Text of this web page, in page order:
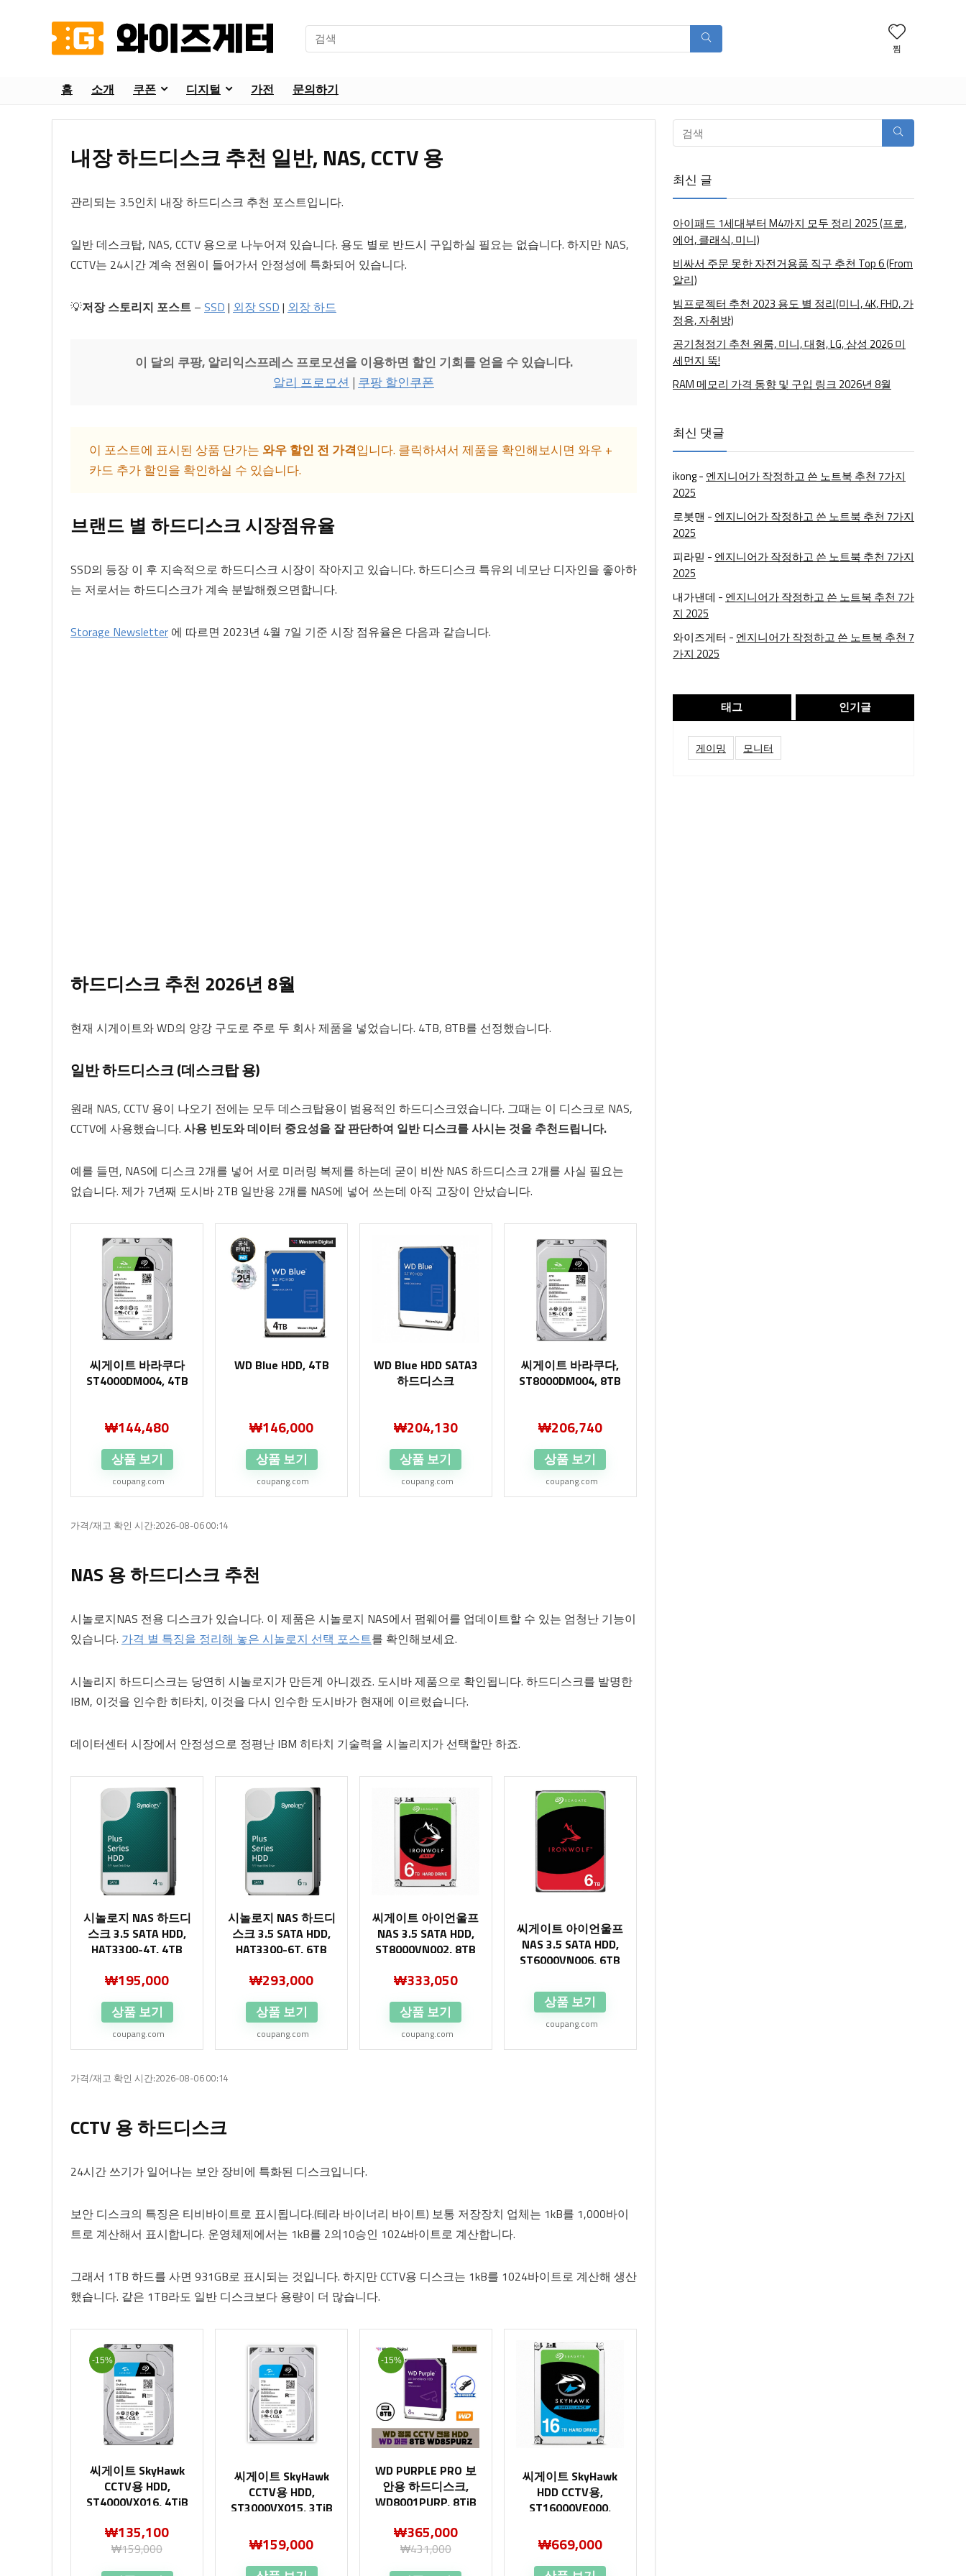
찜
홈 소개 쿠폰 디지털 가전 문의하기
내장 하드디스크 추천 일반, NAS, CCTV 용
관리되는 3.5인치 내장 하드디스크 추천 포스트입니다.
일반 데스크탑, NAS, CCTV 용으로 나누어져 있습니다. 용도 별로 반드시 구입하실 필요는 없습니다. 하지만 NAS,
CCTV는 24시간 계속 전원이 들어가서 안정성에 특화되어 있습니다.
💡저장 스토리지 포스트 – SSD | 외장 SSD | 외장 하드
이 달의 쿠팡, 알리익스프레스 프로모션을 이용하면 할인 기회를 얻을 수 있습니다.
알리 프로모션 | 쿠팡 할인쿠폰
이 포스트에 표시된 상품 단가는 와우 할인 전 가격입니다. 클릭하셔서 제품을 확인해보시면 와우 +
카드 추가 할인을 확인하실 수 있습니다.
브랜드 별 하드디스크 시장점유율
SSD의 등장 이 후 지속적으로 하드디스크 시장이 작아지고 있습니다. 하드디스크 특유의 네모난 디자인을 좋아하
는 저로서는 하드디스크가 계속 분발해줬으면합니다.
Storage Newsletter 에 따르면 2023년 4월 7일 기준 시장 점유율은 다음과 같습니다.
하드디스크 추천 2026년 8월
현재 시게이트와 WD의 양강 구도로 주로 두 회사 제품을 넣었습니다. 4TB, 8TB를 선정했습니다.
일반 하드디스크 (데스크탑 용)
원래 NAS, CCTV 용이 나오기 전에는 모두 데스크탑용이 범용적인 하드디스크였습니다. 그때는 이 디스크로 NAS,
CCTV에 사용했습니다. 사용 빈도와 데이터 중요성을 잘 판단하여 일반 디스크를 사시는 것을 추천드립니다.
예를 들면, NAS에 디스크 2개를 넣어 서로 미러링 복제를 하는데 굳이 비싼 NAS 하드디스크 2개를 사실 필요는
없습니다. 제가 7년째 도시바 2TB 일반용 2개를 NAS에 넣어 쓰는데 아직 고장이 안났습니다.
씨게이트 바라쿠다
ST4000DM004, 4TB
₩144,480
상품 보기
coupang.com
WD Blue HDD, 4TB
₩146,000
상품 보기
coupang.com
WD Blue HDD SATA3
하드디스크
₩204,130
상품 보기
coupang.com
씨게이트 바라쿠다,
ST8000DM004, 8TB
₩206,740
상품 보기
coupang.com
가격/재고 확인 시간:2026-08-06 00:14
NAS 용 하드디스크 추천
시놀로지NAS 전용 디스크가 있습니다. 이 제품은 시놀로지 NAS에서 펌웨어를 업데이트할 수 있는 엄청난 기능이
있습니다. 가격 별 특징을 정리해 놓은 시놀로지 선택 포스트를 확인해보세요.
시놀리지 하드디스크는 당연히 시놀로지가 만든게 아니겠죠. 도시바 제품으로 확인됩니다. 하드디스크를 발명한
IBM, 이것을 인수한 히타치, 이것을 다시 인수한 도시바가 현재에 이르렀습니다.
데이터센터 시장에서 안정성으로 정평난 IBM 히타치 기술력을 시놀리지가 선택할만 하죠.
시놀로지 NAS 하드디
스크 3.5 SATA HDD,
HAT3300-4T, 4TB
₩195,000
상품 보기
coupang.com
시놀로지 NAS 하드디
스크 3.5 SATA HDD,
HAT3300-6T, 6TB
₩293,000
상품 보기
coupang.com
씨게이트 아이언울프
NAS 3.5 SATA HDD,
ST8000VN002, 8TB
₩333,050
상품 보기
coupang.com
씨게이트 아이언울프
NAS 3.5 SATA HDD,
ST6000VN006, 6TB
상품 보기
coupang.com
가격/재고 확인 시간:2026-08-06 00:14
CCTV 용 하드디스크
24시간 쓰기가 일어나는 보안 장비에 특화된 디스크입니다.
보안 디스크의 특징은 티비바이트로 표시됩니다.(테라 바이너리 바이트) 보통 저장장치 업체는 1kB를 1,000바이
트로 계산해서 표시합니다. 운영체제에서는 1kB를 2의10승인 1024바이트로 계산합니다.
그래서 1TB 하드를 사면 931GB로 표시되는 것입니다. 하지만 CCTV용 디스크는 1kB를 1024바이트로 계산해 생산
했습니다. 같은 1TB라도 일반 디스크보다 용량이 더 많습니다.
-15%
씨게이트 SkyHawk
CCTV용 HDD,
ST4000VX016, 4TiB
₩135,100
₩159,000
씨게이트 SkyHawk
CCTV용 HDD,
ST3000VX015, 3TiB
₩159,000
-15%
WD PURPLE PRO 보
안용 하드디스크,
WD8001PURP, 8TiB
₩365,000
₩431,000
씨게이트 SkyHawk
HDD CCTV용,
ST16000VE000,
₩669,000
최신 글
아이패드 1세대부터 M4까지 모두 정리 2025 (프로,
에어, 클래식, 미니)
비싸서 주문 못한 자전거용품 직구 추천 Top 6 (From
알리)
빔프로젝터 추천 2023 용도 별 정리(미니, 4K, FHD, 가
정용, 자취방)
공기청정기 추천 원룸, 미니, 대형, LG, 삼성 2026 미
세먼지 뚝!
RAM 메모리 가격 동향 및 구입 링크 2026년 8월
최신 댓글
ikong- 엔지니어가 작정하고 쓴 노트북 추천 7가지
2025
로봇맨 - 엔지니어가 작정하고 쓴 노트북 추천 7가지
2025
피라믿 - 엔지니어가 작정하고 쓴 노트북 추천 7가지
2025
내가낸데 - 엔지니어가 작정하고 쓴 노트북 추천 7가
지 2025
와이즈게터 - 엔지니어가 작정하고 쓴 노트북 추천 7
가지 2025
태그 인기글
게이밍 모니터